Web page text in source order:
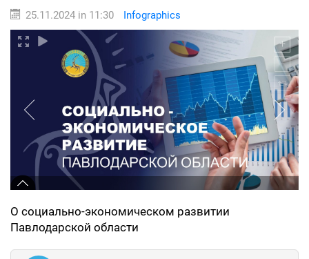
25.11.2024 in 11:30 Infographics
О социально-экономическом развитии
Павлодарской области